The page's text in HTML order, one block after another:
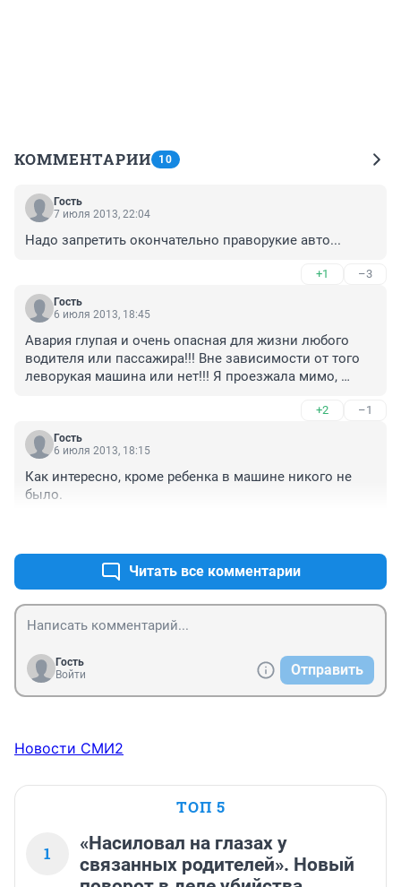
КОММЕНТАРИИ 10
Гость
7 июля 2013, 22:04
Надо запретить окончательно праворукие авто...
+1 –3
Гость
6 июля 2013, 18:45
Авария глупая и очень опасная для жизни любого
водителя или пассажира!!! Вне зависимости от того
леворукая машина или нет!!! Я проезжала мимо,
легковушку развернуло, под бампером у Камаза
легковушка до самого стекла, а водитель зажат, и
водителя!!Страшно!!! Вот когда хочется сказать ---
сажать нужно таких горе водителей, для которых
под колесо, автобус то рейсовый, полный людей!!!!
+2 –1
Гость
6 июля 2013, 18:15
Как интересно, кроме ребенка в машине никого не
было.
Читать все комментарии
Гость
Войти
Отправить
Новости СМИ2
ТОП 5
1
«Насиловал на глазах у
связанных родителей». Новый